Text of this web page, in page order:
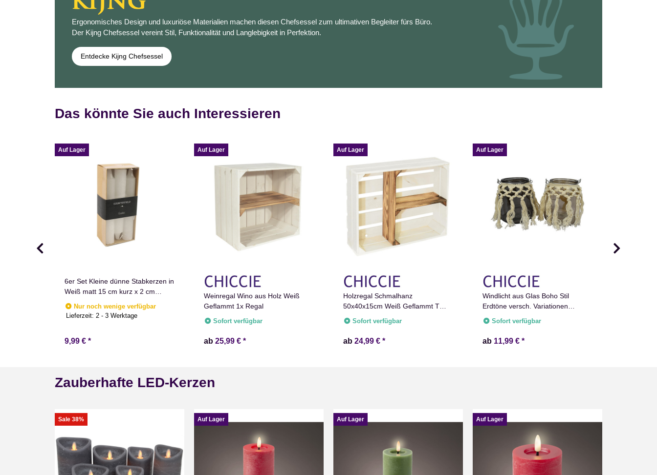
Ergonomisches Design und luxuriöse Materialien machen diesen Chefsessel zum ultimativen Begleiter fürs Büro.
Der Kijng Chefsessel vereint Stil, Funktionalität und Langlebigkeit in Perfektion.
Entdecke Kijng Chefsessel
Das könnte Sie auch Interessieren
Auf Lager
6er Set Kleine dünne Stabkerzen in
Weiß matt 15 cm kurz x 2 cm
durchmesser Countryfield Wachs
Candle
Nur noch wenige verfügbar
Lieferzeit:2 - 3 Werktage
9,99 € *
Auf Lager
Weinregal Wino aus Holz Weiß
Geflammt 1x Regal
Sofort verfügbar
ab 25,99 € *
Auf Lager
Holzregal Schmalhanz
50x40x15cm Weiß Geflammt T
Regal
Sofort verfügbar
ab 24,99 € *
Auf Lager
Windlicht aus Glas Boho Stil
Erdtöne versch. Variationen
Makramee
Sofort verfügbar
ab 11,99 € *
Zauberhafte LED-Kerzen
Sale 38% Auf Lager Auf Lager Auf Lager